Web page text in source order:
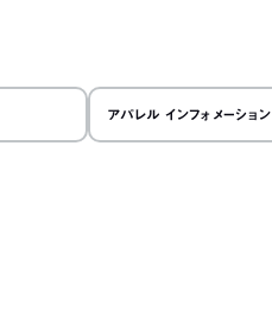
アパレル インフォメーション